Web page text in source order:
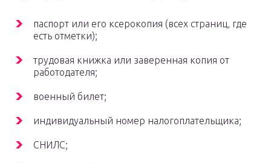
паспорт или его ксерокопия (всех страниц, где
есть отметки);
трудовая книжка или заверенная копия от
работодателя;
военный билет;
индивидуальный номер налогоплательщика;
СНИЛС;